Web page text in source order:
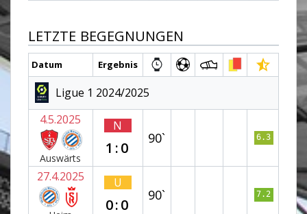
LETZTE BEGEGNUNGEN
Datum Ergebnis
Ligue 1 2024/2025
4.5.2025
Auswärts
N
1:0
90` 6.3
27.4.2025 U
0:0
90` 7.2